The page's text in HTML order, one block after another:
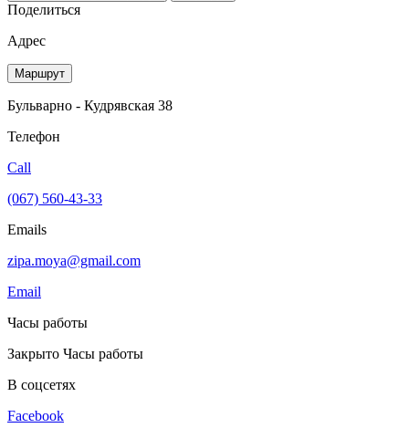
Поделиться
Адрес
Маршрут
Бульварно - Кудрявская 38
Телефон
Call
(067) 560-43-33
Emails
zipa.moya@gmail.com
Email
Часы работы
Закрыто Часы работы
В соцсетях
Facebook